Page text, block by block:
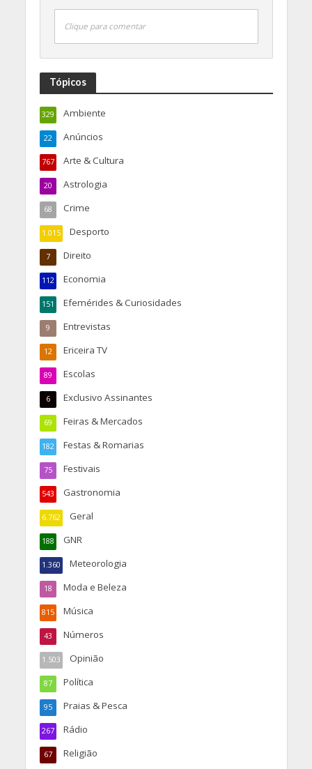
Clique para comentar
Tópicos
Ambiente
329
Anúncios
22
Arte & Cultura
767
Astrologia
20
Crime
68
Desporto
1.015
Direito
7
Economia
112
Efemérides & Curiosidades
151
Entrevistas
9
Ericeira TV
12
Escolas
89
Exclusivo Assinantes
6
Feiras & Mercados
69
Festas & Romarias
182
Festivais
75
Gastronomia
543
Geral
6.762
GNR
188
Meteorologia
1.360
Moda e Beleza
18
Música
815
Números
43
Opinião
1.503
Política
87
Praias & Pesca
95
Rádio
267
Religião
67